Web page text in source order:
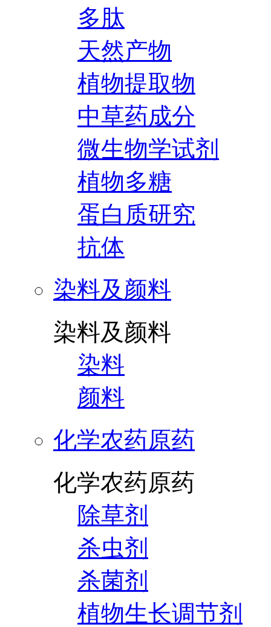
多肽
天然产物
植物提取物
中草药成分
微生物学试剂
植物多糖
蛋白质研究
抗体
染料及颜料
染料及颜料
染料
颜料
化学农药原药
化学农药原药
除草剂
杀虫剂
杀菌剂
植物生长调节剂